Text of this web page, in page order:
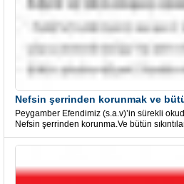
Peygamber Efendimiz (s.a.v)’in sürekli
Nefsin şerrinden korunma.Ve bütün